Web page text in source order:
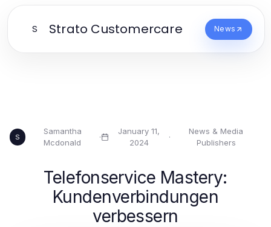
S Strato Customercare News
S
Samantha
Mcdonald
·
January 11,
2024
·
News & Media
Publishers
Telefonservice Mastery:
Kundenverbindungen
verbessern